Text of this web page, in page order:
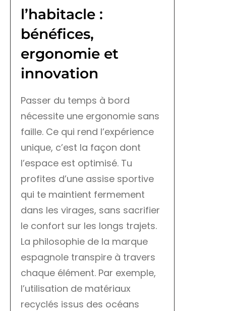
l’habitacle :
bénéfices,
ergonomie et
innovation
Passer du temps à bord
nécessite une ergonomie sans
faille. Ce qui rend l’expérience
unique, c’est la façon dont
l’espace est optimisé. Tu
profites d’une assise sportive
qui te maintient fermement
dans les virages, sans sacrifier
le confort sur les longs trajets.
La philosophie de la marque
espagnole transpire à travers
chaque élément. Par exemple,
l’utilisation de matériaux
recyclés issus des océans